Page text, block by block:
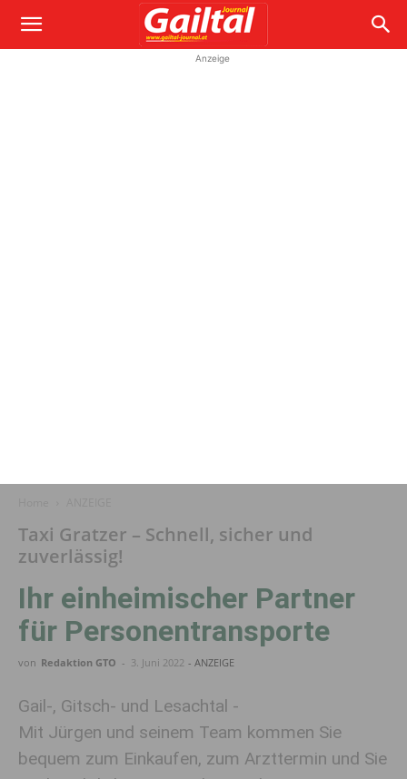
Anzeige
Taxi Gratzer – Schnell, sicher und
zuverlässig!
Ihr einheimischer Partner
für Personentransporte
von Redaktion GTO - 3. Juni 2022 - ANZEIGE
Gail-, Gitsch- und Lesachtal -
Mit Jürgen und seinem Team kommen Sie
bequem zum Einkaufen, zum Arzttermin und Sie